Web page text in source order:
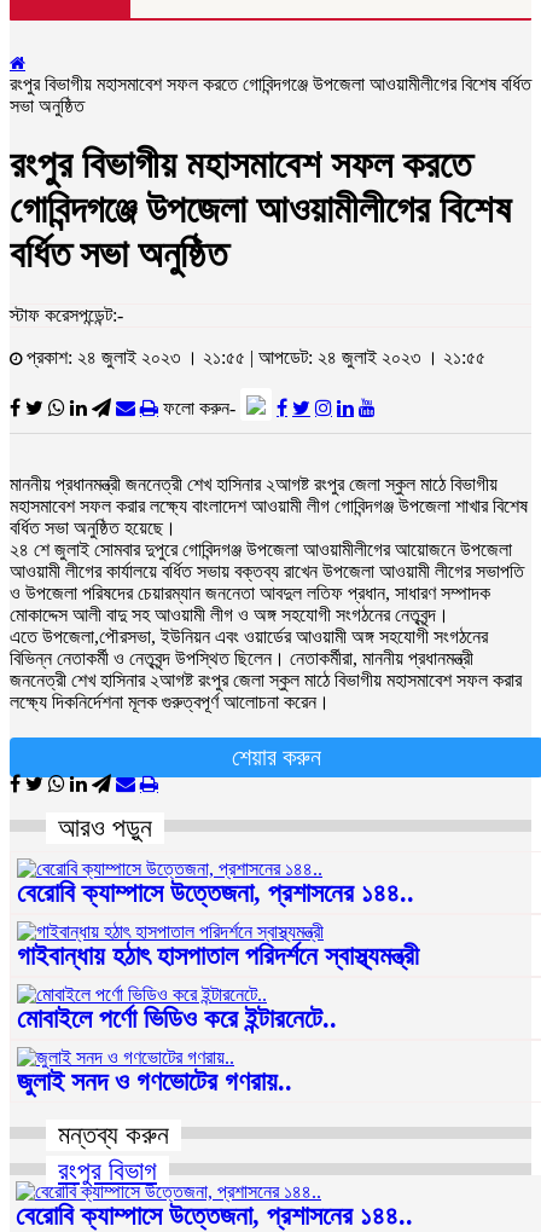
রংপুর বিভাগীয় মহাসমাবেশ সফল করতে গোবিন্দগঞ্জে উপজেলা আওয়ামীলীগের বিশেষ বর্ধিত
সভা অনুষ্ঠিত
রংপুর বিভাগীয় মহাসমাবেশ সফল করতে
গোবিন্দগঞ্জে উপজেলা আওয়ামীলীগের বিশেষ
বর্ধিত সভা অনুষ্ঠিত
স্টাফ করেসপন্ডেন্ট:-
প্রকাশ: ২৪ জুলাই ২০২৩ । ২১:৫৫ | আপডেট: ২৪ জুলাই ২০২৩ । ২১:৫৫
ফলো করুন-
মাননীয় প্রধানমন্ত্রী জননেত্রী শেখ হাসিনার ২আগষ্ট রংপুর জেলা স্কুল মাঠে বিভাগীয়
মহাসমাবেশ সফল করার লক্ষ্যে বাংলাদেশ আওয়ামী লীগ গোবিন্দগঞ্জ উপজেলা শাখার বিশেষ
বর্ধিত সভা অনুষ্ঠিত হয়েছে।
২৪ শে জুলাই সোমবার দুপুরে গোবিন্দগঞ্জ উপজেলা আওয়ামীলীগের আয়োজনে উপজেলা
আওয়ামী লীগের কার্যালয়ে বর্ধিত সভায় বক্তব্য রাখেন উপজেলা আওয়ামী লীগের সভাপতি
ও উপজেলা পরিষদের চেয়ারম্যান জননেতা আবদুল লতিফ প্রধান, সাধারণ সম্পাদক
মোকাদ্দেস আলী বাদু সহ আওয়ামী লীগ ও অঙ্গ সহযোগী সংগঠনের নেতৃবৃন্দ।
এতে উপজেলা,পৌরসভা, ইউনিয়ন এবং ওয়ার্ডের আওয়ামী অঙ্গ সহযোগী সংগঠনের
বিভিন্ন নেতাকর্মী ও নেতৃবৃন্দ উপস্থিত ছিলেন। নেতাকর্মীরা, মাননীয় প্রধানমন্ত্রী
জননেত্রী শেখ হাসিনার ২আগষ্ট রংপুর জেলা স্কুল মাঠে বিভাগীয় মহাসমাবেশ সফল করার
লক্ষ্যে দিকনির্দেশনা মূলক গুরুত্বপূর্ণ আলোচনা করেন।
শেয়ার করুন
আরও পড়ুন
বেরোবি ক্যাম্পাসে উত্তেজনা, প্রশাসনের ১৪৪..
গাইবান্ধায় হঠাৎ হাসপাতাল পরিদর্শনে স্বাস্থ্যমন্ত্রী
মোবাইলে পর্ণো ভিডিও করে ইন্টারনেটে..
জুলাই সনদ ও গণভোটের গণরায়..
মন্তব্য করুন
রংপুর বিভাগ
বেরোবি ক্যাম্পাসে উত্তেজনা, প্রশাসনের ১৪৪..